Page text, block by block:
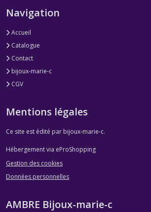
Navigation
Accueil
Catalogue
Contact
bijoux-marie-c
CGV
Mentions légales
Ce site est édité par bijoux-marie-c.
Hébergement via eProShopping
Gestion des cookies
Données personnelles
AMBRE Bijoux-marie-c